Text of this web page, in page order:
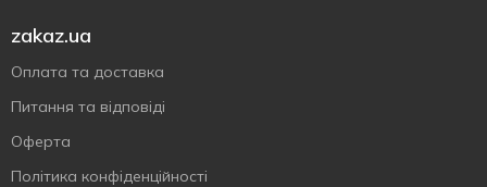
zakaz.ua
Оплата та доставка
Питання та відповіді
Оферта
Політика конфіденційності